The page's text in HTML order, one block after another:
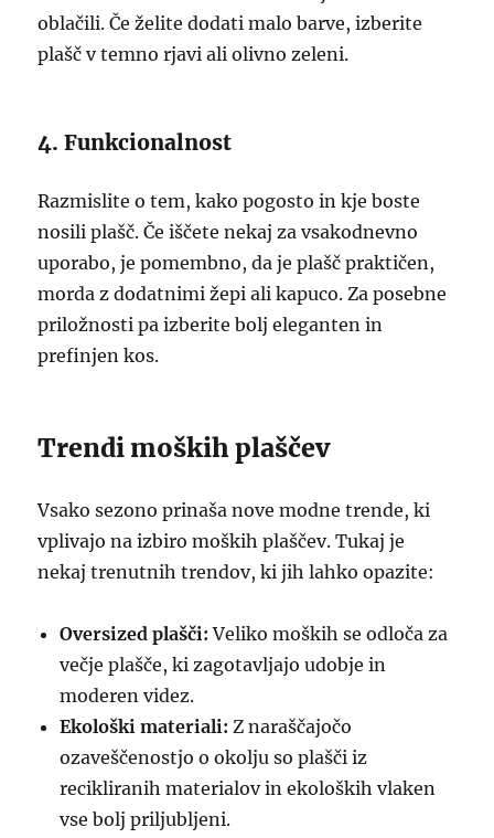
oblačili. Če želite dodati malo barve, izberite
plašč v temno rjavi ali olivno zeleni.
4. Funkcionalnost
Razmislite o tem, kako pogosto in kje boste
nosili plašč. Če iščete nekaj za vsakodnevno
uporabo, je pomembno, da je plašč praktičen,
morda z dodatnimi žepi ali kapuco. Za posebne
priložnosti pa izberite bolj eleganten in
prefinjen kos.
Trendi moških plaščev
Vsako sezono prinaša nove modne trende, ki
vplivajo na izbiro moških plaščev. Tukaj je
nekaj trenutnih trendov, ki jih lahko opazite:
Oversized plašči: Veliko moških se odloča za
večje plašče, ki zagotavljajo udobje in
moderen videz.
Ekološki materiali: Z naraščajočo
ozaveščenostjo o okolju so plašči iz
recikliranih materialov in ekoloških vlaken
vse bolj priljubljeni.